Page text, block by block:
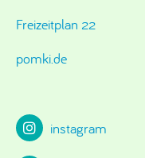
Freizeitplan 22
pomki.de
instagram